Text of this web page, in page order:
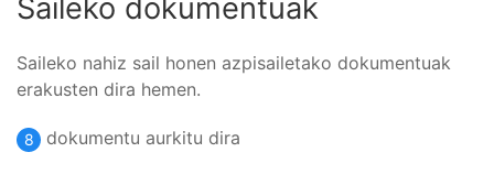
Saileko dokumentuak
Saileko nahiz sail honen azpisailetako dokumentuak
erakusten dira hemen.
8 dokumentu aurkitu dira